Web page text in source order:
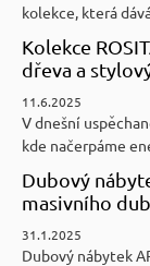
kolekce, která
Kolekce
dřeva a
11.6.2025
V dnešní
kde načerpáme
Dubový
masivního
31.1.2025
Dubový nábytek